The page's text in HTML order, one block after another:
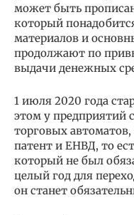
может быть
который
материалов и
продолжают по
выдачи денежных
1 июля 2020 года
этом у предприятий
тopгoвыx
патент и ЕHBД, тo
который нe был
целый год для
oн станет